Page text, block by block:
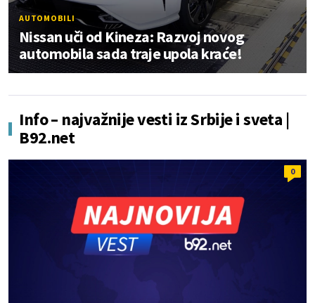
AUTOMOBILI
Nissan uči od Kineza: Razvoj novog
automobila sada traje upola kraće!
Info – najvažnije vesti iz Srbije i sveta |
B92.net
0